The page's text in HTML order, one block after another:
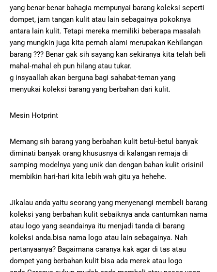
yang benar-benar bahagia mempunyai barang koleksi seperti
dompet, jam tangan kulit atau lain sebagainya pokoknya
antara lain kulit. Tetapi mereka memiliki beberapa masalah
yang mungkin juga kita pernah alami merupakan Kehilangan
barang ??? Benar gak sih sayang kan sekiranya kita telah beli
mahal-mahal eh pun hilang atau tukar.
g insyaallah akan berguna bagi sahabat-teman yang
menyukai koleksi barang yang berbahan dari kulit.
Mesin Hotprint
Memang sih barang yang berbahan kulit betul-betul banyak
diminati banyak orang khususnya di kalangan remaja di
samping modelnya yang unik dan dengan bahan kulit orisinil
membikin hari-hari kita lebih wah gitu ya hehehe.
Jikalau anda yaitu seorang yang menyenangi membeli barang
koleksi yang berbahan kulit sebaiknya anda cantumkan nama
atau logo yang seandainya itu menjadi tanda di barang
koleksi anda.bisa nama logo atau lain sebagainya. Nah
pertanyaanya? Bagaimana caranya kak agar di tas atau
dompet yang berbahan kulit bisa ada merek atau logo